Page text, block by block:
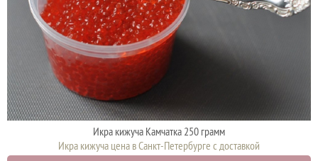
Икра кижуча Камчатка 250 грамм
Икра кижуча цена в Санкт-Петербурге с доставкой